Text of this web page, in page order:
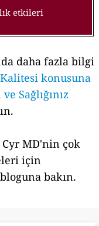
etkileri
daha fazla bilgi
konusuna
Sağlığınız
MD'nin çok
için
bakın.